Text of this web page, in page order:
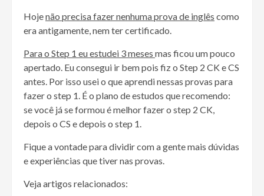
Hojenão precisa fazer nenhuma prova de inglês como
era antigamente, nem ter certificado.
Para o Step 1 eu estudei 3 meses mas ficou um pouco
apertado. Eu consegui ir bem pois fiz o Step 2 CK e CS
antes. Por isso usei o que aprendi nessas provas para
fazer o step 1. É o plano de estudos que recomendo:
se você já se formou é melhor fazer o step 2 CK,
depois o CS e depois o step 1.
Fique a vontade para dividir com a gente mais dúvidas
e experiências que tiver nas provas.
Veja artigos relacionados: